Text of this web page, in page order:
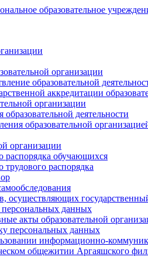
образовательное
организации
образовательной
аккредитации
организации
деятельности
образовательной
организации
распорядка обучающихся
распорядка
осуществляющих
данных
акты образовательной
персональных данных
информационно-
общежитии Аргаяшского